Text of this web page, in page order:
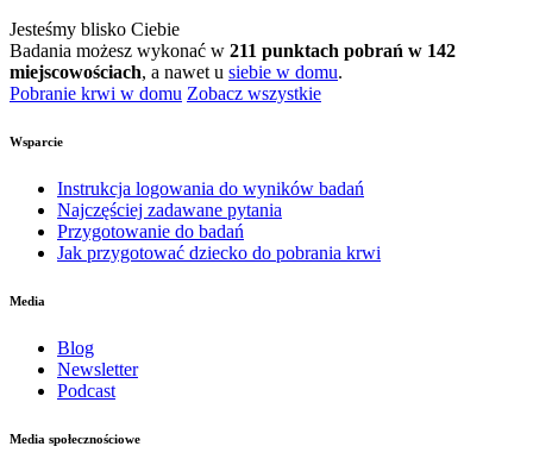
Jesteśmy blisko Ciebie
Badania możesz wykonać w 211 punktach pobrań w 142
miejscowościach, a nawet u siebie w domu.
Pobranie krwi w domu Zobacz wszystkie
Wsparcie
Instrukcja logowania do wyników badań
Najczęściej zadawane pytania
Przygotowanie do badań
Jak przygotować dziecko do pobrania krwi
Media
Blog
Newsletter
Podcast
Media społecznościowe